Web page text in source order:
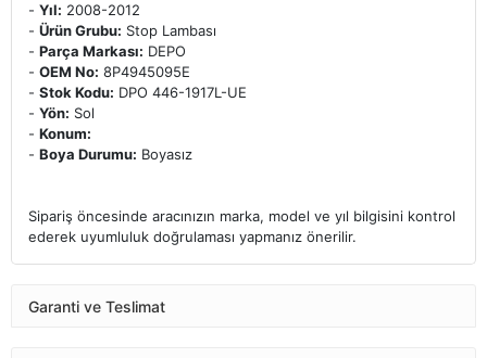
- Yıl: 2008-2012
- Ürün Grubu: Stop Lambası
- Parça Markası: DEPO
- OEM No: 8P4945095E
- Stok Kodu: DPO 446-1917L-UE
- Yön: Sol
- Konum:
- Boya Durumu: Boyasız
Sipariş öncesinde aracınızın marka, model ve yıl bilgisini kontrol
ederek uyumluluk doğrulaması yapmanız önerilir.
Garanti ve Teslimat